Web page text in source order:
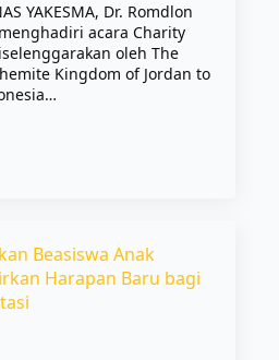
YAKESMA, Dr. Romdlon
acara Charity
oleh The
Kingdom of Jordan to